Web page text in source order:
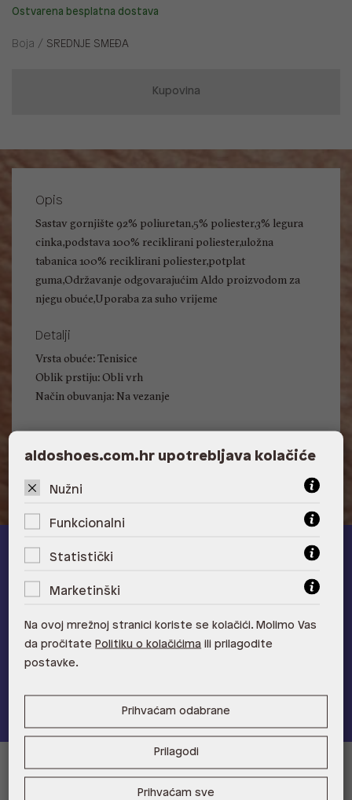
Ostvarena besplatna dostava
Boja / SREDNJE SMEĐA
Kupovina
Opis
Sastav gornjište 92% poliuretan,5% poliester,3% legura
cinka,podstava 100% reciklirani poliester,uložna
tabanica 100% reciklirani poliester,potplat
guma,Održavanje odgovarajućim Aldo proizvodom za
njegu obuće,Uporaba za suho vrijeme
Detalji
Vrsta obuće: Tenisice
Oblik prstiju: Obli vrh
Način obuvanja: Na vezanje
Učlani se u ALDO A-list program vjernosti
i ostvari 5% popusta
Provjerite naše pogodnosti
Informacije za kupce
aldoshoes.com.hr upotrebljava kolačiće
Nužni
Funkcionalni
Statistički
Marketinški
Na ovoj mrežnoj stranici koriste se kolačići. Molimo Vas
da pročitate Politiku o kolačićima ili prilagodite
postavke.
Prihvaćam odabrane
Prilagodi
Prihvaćam sve